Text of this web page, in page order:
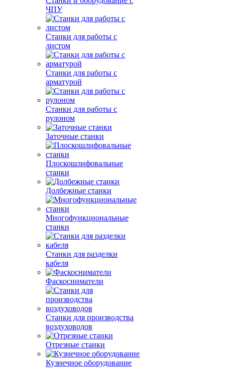
ЧПУ
Станки для работы с
листом
Станки для работы с
арматурой
Станки для работы с
рулоном
Заточные станки
Плоскошлифовальные
станки
Долбежные станки
Многофункциональные
станки
Станки для разделки
кабеля
Фаскосниматели
Станки для производства
воздуховодов
Отрезные станки
Кузнечное оборудование